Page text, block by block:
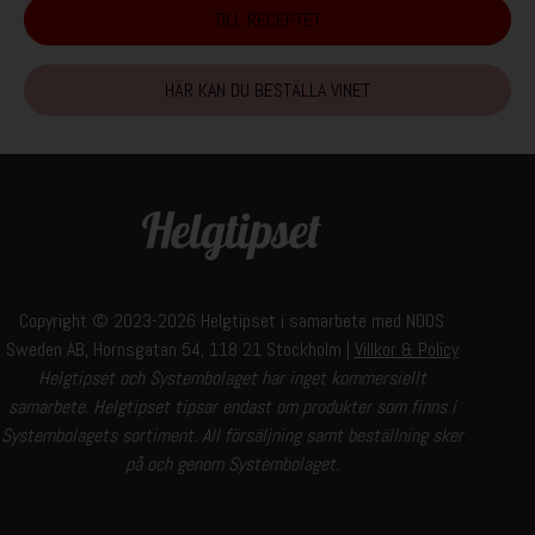
TILL RECEPTET
HÄR KAN DU BESTÄLLA VINET
Copyright © 2023-2026 Helgtipset i samarbete med NOOS
Sweden AB, Hornsgatan 54, 118 21 Stockholm | Villkor & Policy
Helgtipset och Systembolaget har inget kommersiellt
samarbete. Helgtipset tipsar endast om produkter som finns i
Systembolagets sortiment. All försäljning samt beställning sker
på och genom Systembolaget.